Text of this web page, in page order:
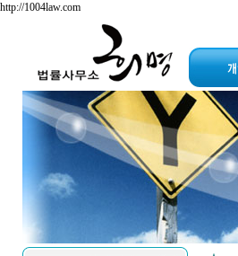
http://1004law.com